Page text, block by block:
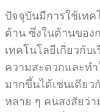
ปัจจุบันมีการใช้เท
ด้าน ซึ่งในด้านของ
เทคโนโลยีเกี่ยวกับ
ความสะดวกและท
มากขึ้นได้เช่นเดีย
หลาย ๆ คนสงสัยว่